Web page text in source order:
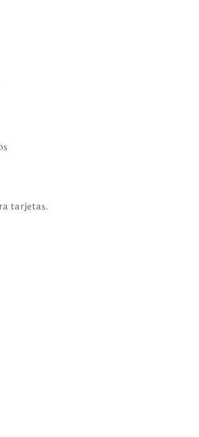
tarjetas.